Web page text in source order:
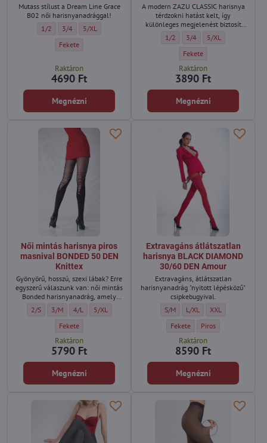
Mutass stílust a Dream Line Grace
B02 női harisnyanadrággal!
Vastag harisnya csipkével DREAM LINE GRACE B02 60 DEN Marilyn - Méret:
1/2 Vastag harisnya csipkével DREAM LINE GRACE B02 60 DEN Marilyn
3/4 Vastag harisnya csipkével DREAM LINE GRACE B02 60 DEN
5/XL
Vastag harisnya csipkével DREAM LINE GRACE B02 60 DEN Marilyn -
Fekete
Raktáron
4690 Ft
Megnézni
A modern ZAZU CLASSIC harisnya
térdzokni hatást kelt, így
különleges megjelenést biztosít
anélkül, hogy több réteget kellene
viselned.
Térdzokni hatású harisnya ZAZU
1/2 Térdzokni hatású harisnya
3/4 Térdzokni hatású
5/XL
Térdzokni hatású harisnya
Fekete
Raktáron
3890 Ft
Megnézni
Női mintás harisnya piros
masnival BONDED 50 DEN
Knittex
Gyönyörű, hosszú, szexi lábak? Erre
egyszerű válaszunk van: női mintás
Bonded harisnyanadrág, amely
csizmát, hátul megkötős piros
masnival. Csábító és érzéki
elcsábít.
Női mintás harisnya piros masnival BONDED 50 DEN Knittex - Méret:
2/S Női mintás harisnya piros masnival BONDED 50 DEN Knittex - Méret:
3/M Női mintás harisnya piros masnival BONDED 50 DEN Knittex -
4/L Női mintás harisnya piros masnival BONDED 50 DEN
5/XL
Női mintás harisnya piros masnival BONDED 50 DEN Knittex - Szín:
Fekete
Raktáron
5790 Ft
Megnézni
Extravagáns átlátszatlan
harisnya BLACK DIAMOND
30/60 DEN Amour
Extravagáns, átlátszatlan
harisnyanadrág "nyitott lépésközű"
csipkebugyival.
Extravagáns átlátszatlan
S/M Extravagáns átlátszatlan
L/XL Extravagáns
XXL
Extravagáns átlátszatlan
Fekete Extravagáns
Piros
Raktáron
8590 Ft
Megnézni